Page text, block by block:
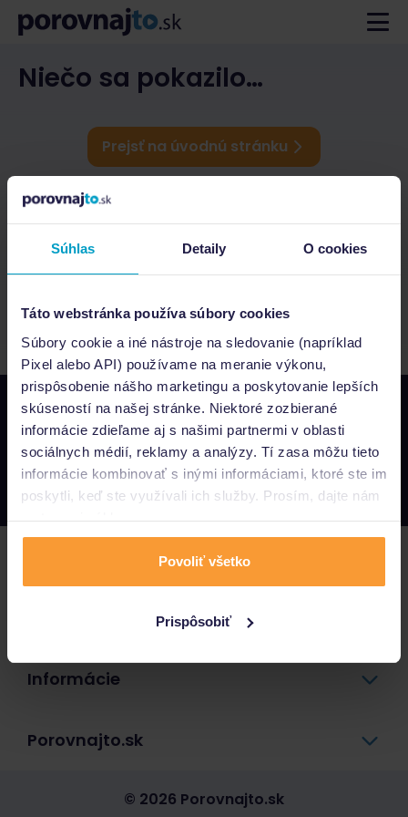
Súhlas Detaily O cookies
Táto webstránka používa súbory cookies
Súbory cookie a iné nástroje na sledovanie (napríklad
Pixel alebo API) používame na meranie výkonu,
prispôsobenie nášho marketingu a poskytovanie lepších
skúseností na našej stránke. Niektoré zozbierané
informácie zdieľame aj s našimi partnermi v oblasti
sociálnych médií, reklamy a analýzy. Tí zasa môžu tieto
informácie kombinovať s inými informáciami, ktoré ste im
poskytli, keď ste využívali ich služby. Prosím, dajte nám
na to svoj súhlas.
Povoliť všetko
Prispôsobiť
Niečo sa pokazilo…
Prejsť na úvodnú stránku
Napíšte nám
info@porovnajto.sk
Zavolajte nám
0800 400 300
Informácie
Porovnajto.sk
© 2026 Porovnajto.sk